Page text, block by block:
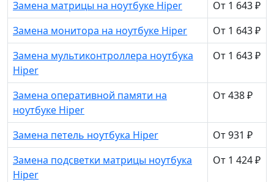
Замена матрицы на ноутбуке Hiper
От 1 643 ₽
Замена монитора на ноутбуке Hiper
От 1 643 ₽
Замена мультиконтроллера ноутбука
Hiper
От 1 643 ₽
Замена оперативной памяти на
ноутбуке Hiper
От 438 ₽
Замена петель ноутбука Hiper
От 931 ₽
Замена подсветки матрицы ноутбука
Hiper
От 1 424 ₽